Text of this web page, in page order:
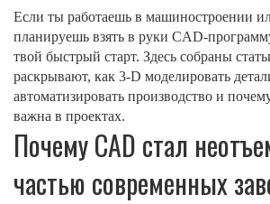
Если ты работаешь в машиностроении
планируешь взять в руки
твой быстрый старт. Здесь собраны
раскрывают, как 3‑D моделировать
автоматизировать производство и
важна в проектах.
Почему CAD стал
частью современных